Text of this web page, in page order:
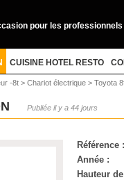
pour les professionnels
CUISINE HOTEL RESTO
-8t > Chariot électrique > Toyota
Publiée il y a 44 jours
Référence :
Année :
Hauteur